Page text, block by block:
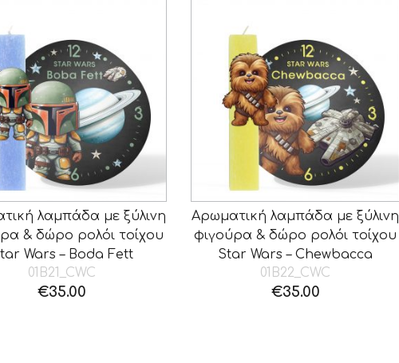
λαμπάδα με ξύλινη
& δώρο ρολόι τοίχου
Wars – Boda Fett
01B21_CWC
€35.00
Αρωματική λαμπάδα με ξύλινη
φιγούρα & δώρο ρολόι τοίχου
Star Wars – Chewbacca
01B22_CWC
€35.00